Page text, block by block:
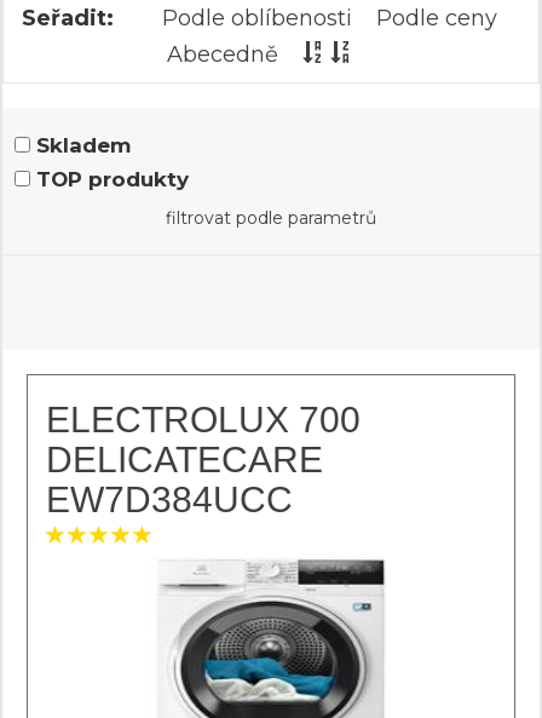
Seřadit: Podle oblíbenosti
Podle ceny
Abecedně
Skladem
TOP produkty
filtrovat podle parametrů
ELECTROLUX 700
DELICATECARE
EW7D384UCC